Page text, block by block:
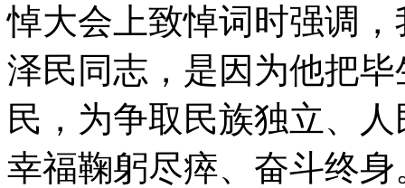
悼大会上致悼词时强调
泽民同志，是因为他把
民，为争取民族独立、
幸福鞠躬尽瘁、奋斗终